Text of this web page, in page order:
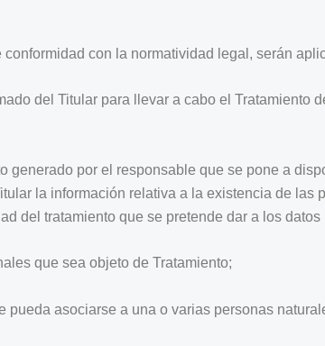
con la normatividad legal, serán
del Titular para llevar a cabo el Tratamiento
generado por el responsable que se pone a
la información relativa a la existencia de las
del tratamiento que se pretende dar a los datos
que sea objeto de Tratamiento;
asociarse a una o varias personas